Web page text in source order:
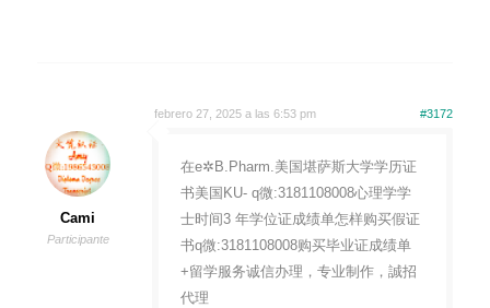
febrero 27, 2025 a las 6:53 pm #3172
Cami
Participante
在e✲B.Pharm.美国堪萨斯大学学历证
书美国KU- q微:3181108008心理学学
士时间3 年学位证成绩单怎样购买假证
书q微:3181108008购买毕业证成绩单
+留学服务诚信办理，专业制作，誠招
代理